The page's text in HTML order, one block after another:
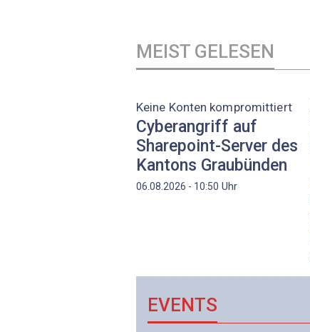
MEIST GELESEN
Keine Konten kompromittiert
Cyberangriff auf
Sharepoint-Server des
Kantons Graubünden
06.08.2026 - 10:50 Uhr
EVENTS